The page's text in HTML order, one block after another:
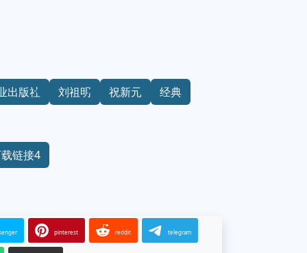
出版社 刘祖明 祝新元 经典
链接4
pinterest reddit telegram